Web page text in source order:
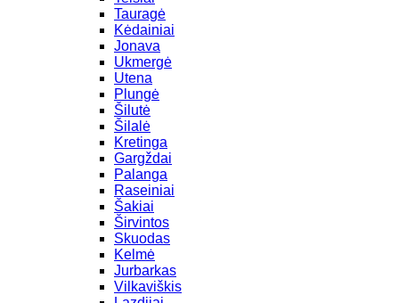
Tauragė
Kėdainiai
Jonava
Ukmergė
Utena
Plungė
Šilutė
Šilalė
Kretinga
Gargždai
Palanga
Raseiniai
Šakiai
Širvintos
Skuodas
Kelmė
Jurbarkas
Vilkaviškis